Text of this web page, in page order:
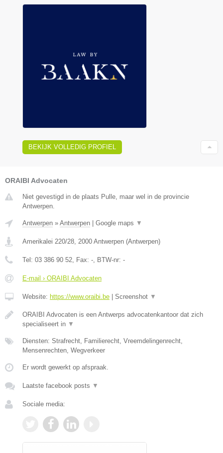
BEKIJK VOLLEDIG PROFIEL
ORAIBI Advocaten
Niet gevestigd in de plaats Pulle, maar wel in de provincie
Antwerpen.
Antwerpen » Antwerpen Google maps ▼
Amerikalei 220/28, 2000 Antwerpen (Antwerpen)
Tel: 03 386 90 52, Fax: -, BTW-nr: -
E-mail › ORAIBI Advocaten
Website: https://www.oraibi.be Screenshot ▼
ORAIBI Advocaten is een Antwerps advocatenkantoor dat zich
specialiseert in ▼
Diensten: Strafrecht, Familierecht, Vreemdelingenrecht,
Mensenrechten, Wegverkeer
Er wordt gewerkt op afspraak.
Laatste facebook posts ▼
Sociale media: